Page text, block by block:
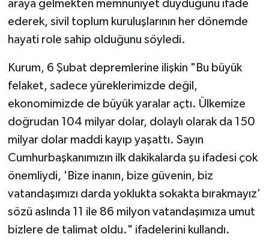
araya gelmekten memnuniyet duyduğunu ifade
ederek, sivil toplum kuruluşlarının her dönemde
hayati role sahip olduğunu söyledi.
Kurum, 6 Şubat depremlerine ilişkin "Bu büyük
felaket, sadece yüreklerimizde değil,
ekonomimizde de büyük yaralar açtı. Ülkemize
doğrudan 104 milyar dolar, dolaylı olarak da 150
milyar dolar maddi kayıp yaşattı. Sayın
Cumhurbaşkanımızın ilk dakikalarda şu ifadesi çok
önemliydi, 'Bize inanın, bize güvenin, biz
vatandaşımızı darda yoklukta sokakta bırakmayız'
sözü aslında 11 ile 86 milyon vatandaşımıza umut
bizlere de talimat oldu." ifadelerini kullandı.